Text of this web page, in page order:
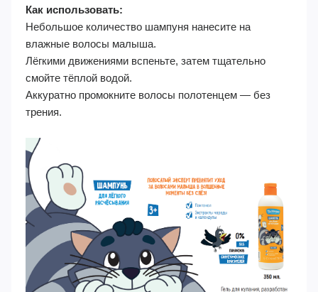
Как использовать:
Небольшое количество шампуня нанесите на
влажные волосы малыша.
Лёгкими движениями вспеньте, затем тщательно
смойте тёплой водой.
Аккуратно промокните волосы полотенцем — без
трения.